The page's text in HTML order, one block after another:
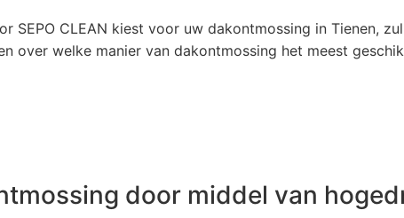
SEPO CLEAN kiest voor uw dakontmossing in Tienen,
over welke manier van dakontmossing het meest
door middel van